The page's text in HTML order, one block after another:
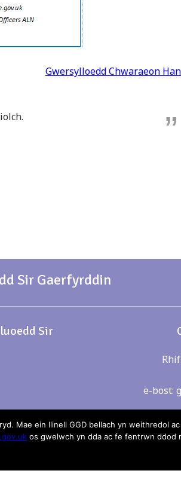
Gwersylloedd Chwaraeon
Sir Gaerfyrddin
Sir
e-bost:
neu gall gael ei gynnwys
Mae ein llinell GGD bellach yn weithredol
os gwelwch yn dda ac fe fentrwn ddod